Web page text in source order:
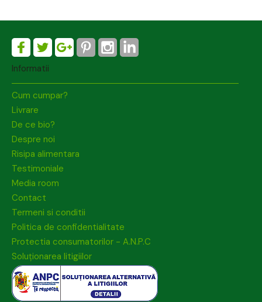
Informatii
Cum cumpar?
Livrare
De ce bio?
Despre noi
Risipa alimentara
Testimoniale
Media room
Contact
Termeni si conditii
Politica de confidentialitate
Protectia consumatorilor - A.N.P.C
Soluționarea litigiilor